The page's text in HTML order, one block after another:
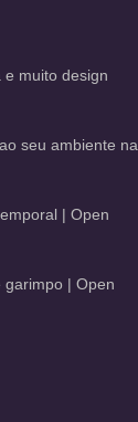
e muito design
seu ambiente na
| Open
garimpo | Open